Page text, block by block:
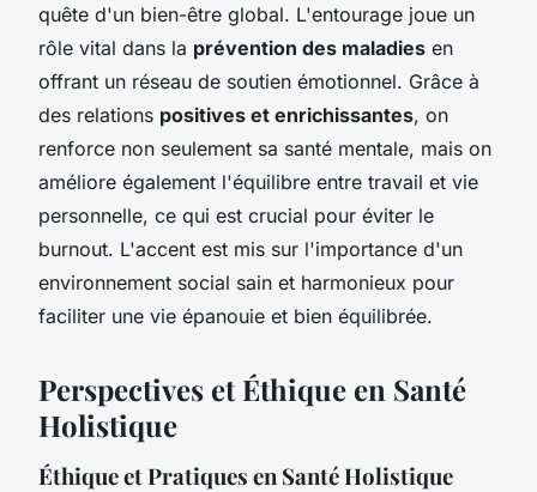
quête d'un bien-être global. L'entourage joue un
rôle vital dans la prévention des maladies en
offrant un réseau de soutien émotionnel. Grâce à
des relations positives et enrichissantes, on
renforce non seulement sa santé mentale, mais on
améliore également l'équilibre entre travail et vie
personnelle, ce qui est crucial pour éviter le
burnout. L'accent est mis sur l'importance d'un
environnement social sain et harmonieux pour
faciliter une vie épanouie et bien équilibrée.
Perspectives et Éthique en Santé
Holistique
Éthique et Pratiques en Santé Holistique